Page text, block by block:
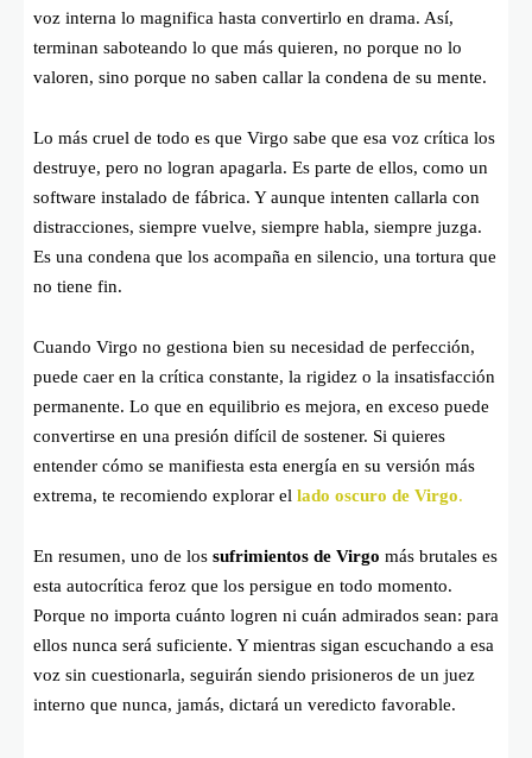
voz interna lo magnifica hasta convertirlo en drama. Así,
terminan saboteando lo que más quieren, no porque no lo
valoren, sino porque no saben callar la condena de su mente.
Lo más cruel de todo es que Virgo sabe que esa voz crítica los
destruye, pero no logran apagarla. Es parte de ellos, como un
software instalado de fábrica. Y aunque intenten callarla con
distracciones, siempre vuelve, siempre habla, siempre juzga.
Es una condena que los acompaña en silencio, una tortura que
no tiene fin.
Cuando Virgo no gestiona bien su necesidad de perfección,
puede caer en la crítica constante, la rigidez o la insatisfacción
permanente. Lo que en equilibrio es mejora, en exceso puede
convertirse en una presión difícil de sostener. Si quieres
entender cómo se manifiesta esta energía en su versión más
extrema, te recomiendo explorar el lado oscuro de Virgo.
En resumen, uno de los sufrimientos de Virgo más brutales es
esta autocrítica feroz que los persigue en todo momento.
Porque no importa cuánto logren ni cuán admirados sean: para
ellos nunca será suficiente. Y mientras sigan escuchando a esa
voz sin cuestionarla, seguirán siendo prisioneros de un juez
interno que nunca, jamás, dictará un veredicto favorable.